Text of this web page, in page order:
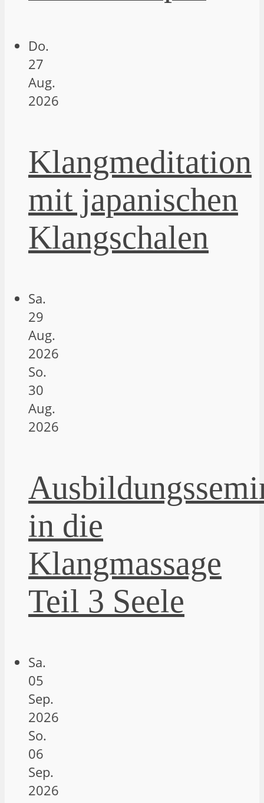
Do.
27
Aug.
2026
Klangmeditation
mit japanischen
Klangschalen
Sa.
29
Aug.
2026
So.
30
Aug.
2026
in die
Klangmassage
Teil 3 Seele
Sa.
05
Sep.
2026
So.
06
Sep.
2026